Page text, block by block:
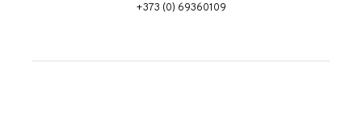
+373 (0) 69360109